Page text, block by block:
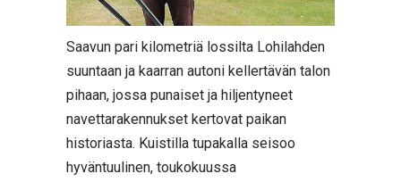
Saavun pari kilometriä lossilta Lohilahden
suuntaan ja kaarran autoni kellertävän talon
pihaan, jossa punaiset ja hiljentyneet
navettarakennukset kertovat paikan
historiasta. Kuistilla tupakalla seisoo
hyväntuulinen, toukokuussa